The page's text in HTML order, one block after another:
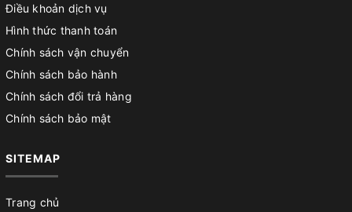
Điều khoản dịch vụ
Hình thức thanh toán
Chính sách vận chuyển
Chính sách bảo hành
Chính sách đổi trả hàng
Chính sách bảo mật
SITEMAP
Trang chủ